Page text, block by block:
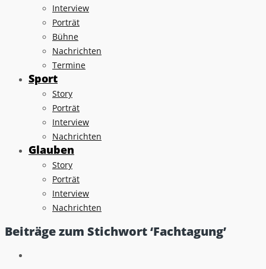
Interview
Porträt
Bühne
Nachrichten
Termine
Sport
Story
Porträt
Interview
Nachrichten
Glauben
Story
Porträt
Interview
Nachrichten
Beiträge zum Stichwort ‘Fachtagung’